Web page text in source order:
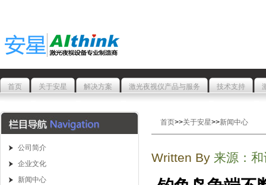
首页 关于安星 解决方案 激光夜视仪产品与服务 技术支持
公司简介
企业文化
新闻中心
首页>>关于安星>>新闻中心
Written By 来源：